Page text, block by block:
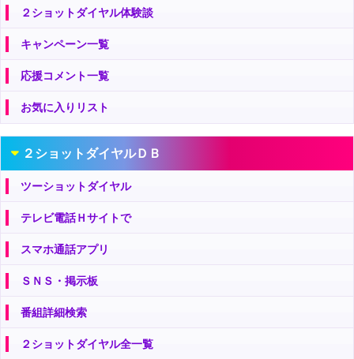
２ショットダイヤル体験談
キャンペーン一覧
応援コメント一覧
お気に入りリスト
２ショットダイヤルＤＢ
ツーショットダイヤル
テレビ電話Ｈサイトで
スマホ通話アプリ
ＳＮＳ・掲示板
番組詳細検索
２ショットダイヤル全一覧